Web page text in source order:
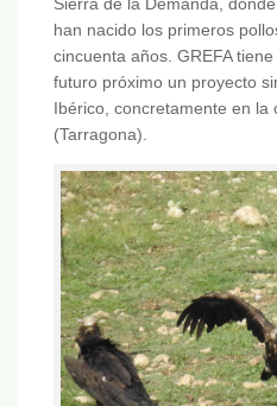
Sierra de la Demanda,
han nacido los primeros
cincuenta años. GREFA
futuro próximo un proyecto
Ibérico, concretamente en la
(Tarragona).